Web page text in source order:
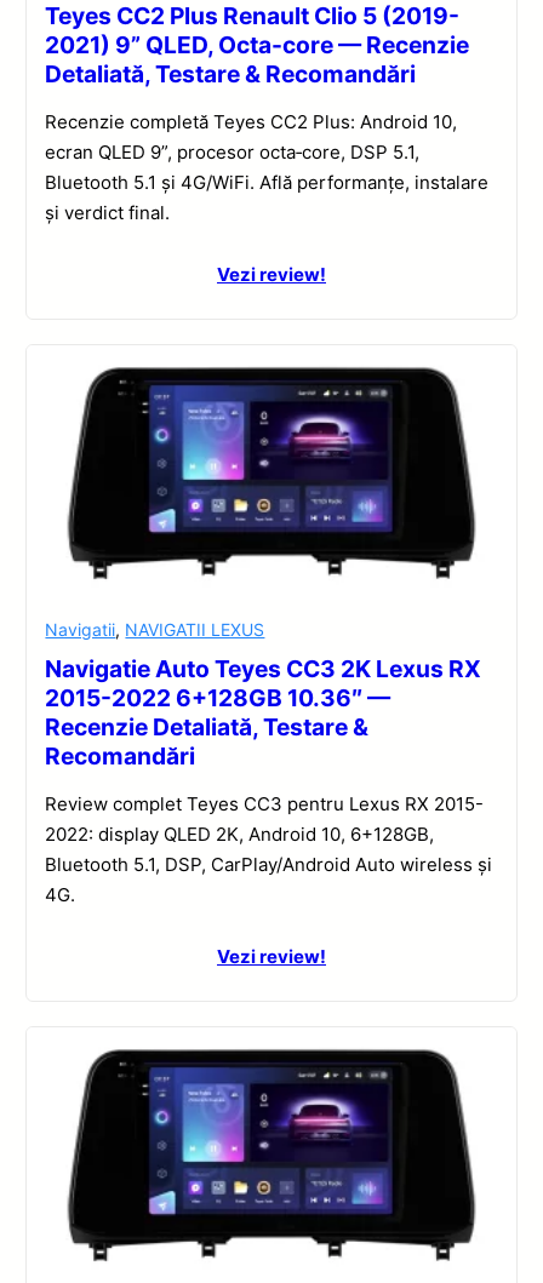
Teyes CC2 Plus Renault Clio 5 (2019-
2021) 9” QLED, Octa-core — Recenzie
Detaliată, Testare & Recomandări
Recenzie completă Teyes CC2 Plus: Android 10,
ecran QLED 9”, procesor octa‑core, DSP 5.1,
Bluetooth 5.1 și 4G/WiFi. Află performanțe, instalare
și verdict final.
Vezi review!
Navigatii, NAVIGATII LEXUS
Navigatie Auto Teyes CC3 2K Lexus RX
2015-2022 6+128GB 10.36″ —
Recenzie Detaliată, Testare &
Recomandări
Review complet Teyes CC3 pentru Lexus RX 2015-
2022: display QLED 2K, Android 10, 6+128GB,
Bluetooth 5.1, DSP, CarPlay/Android Auto wireless și
4G.
Vezi review!